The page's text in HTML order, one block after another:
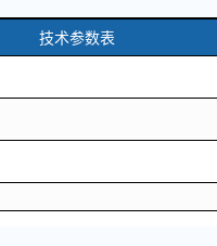
技术参数表